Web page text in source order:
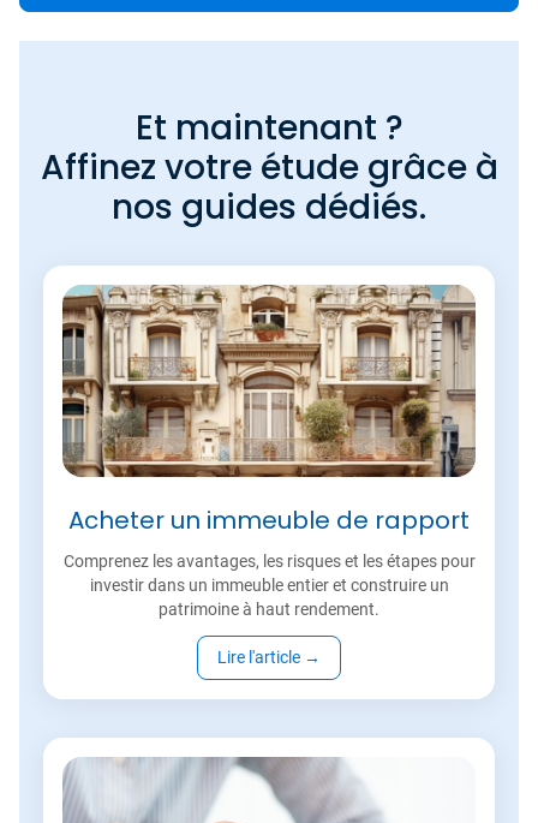
Et maintenant ?
Affinez votre étude grâce à
nos guides dédiés.
Acheter un immeuble de rapport
Comprenez les avantages, les risques et les étapes pour
investir dans un immeuble entier et construire un
patrimoine à haut rendement.
Lire l'article →